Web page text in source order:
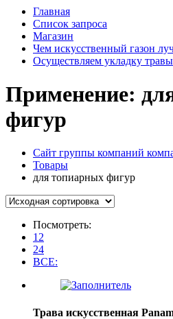
Главная
Список запроса
Магазин
Чем искусственный газон
Осуществляем укладку травы
Применение:
фигур
Сайт группы компаний
Товары
для топиарных фигур
Посмотреть:
12
24
ВСЕ:
Трава искусственная